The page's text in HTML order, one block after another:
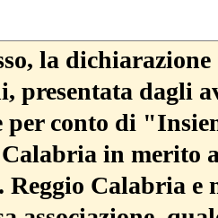
la
presentata dagli
per conto di
in merito
Calabria e